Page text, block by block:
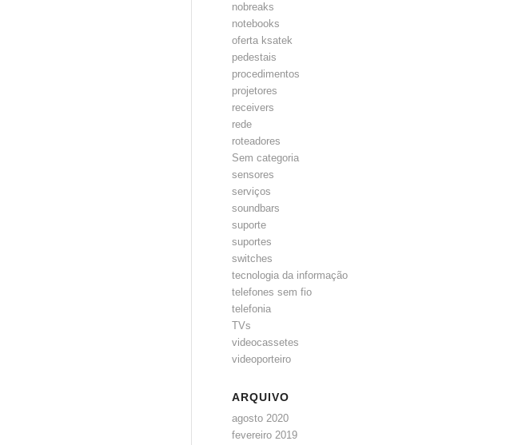
nobreaks
notebooks
oferta ksatek
pedestais
procedimentos
projetores
receivers
rede
roteadores
Sem categoria
sensores
serviços
soundbars
suporte
suportes
switches
tecnologia da informação
telefones sem fio
telefonia
TVs
videocassetes
videoporteiro
ARQUIVO
agosto 2020
fevereiro 2019